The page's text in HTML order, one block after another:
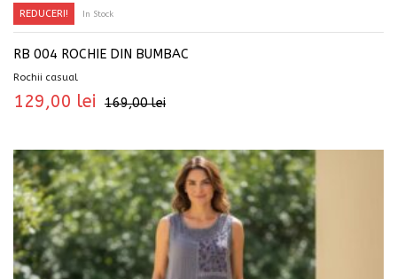
REDUCERI! In Stock
RB 004 ROCHIE DIN BUMBAC
Rochii casual
169,00lei
129,00 lei